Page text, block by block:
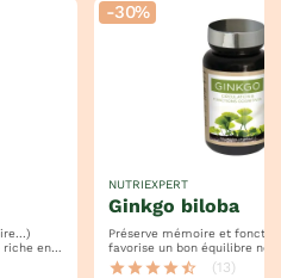
-30%
ginkgo biloba
NUTRIEXPERT
Préserve mémoire et
favorise un bon équilibre
soutient la circulation
star star star star star_half (13)